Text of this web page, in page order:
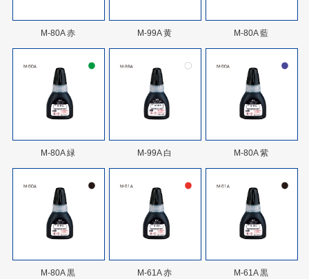
M-80A 赤 M-99A 黄 M-80A 藍
M-80A 緑 M-99A 白 M-80A 紫
M-80A 黒 M-61A 赤 M-61A 黒